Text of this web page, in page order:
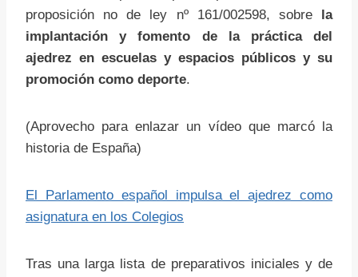
proposición no de ley nº 161/002598, sobre la
implantación y fomento de la práctica del
ajedrez en escuelas y espacios públicos y su
promoción como deporte.
(Aprovecho para enlazar un vídeo que marcó la
historia de España)
El Parlamento español impulsa el ajedrez como
asignatura en los Colegios
Tras una larga lista de preparativos iniciales y de